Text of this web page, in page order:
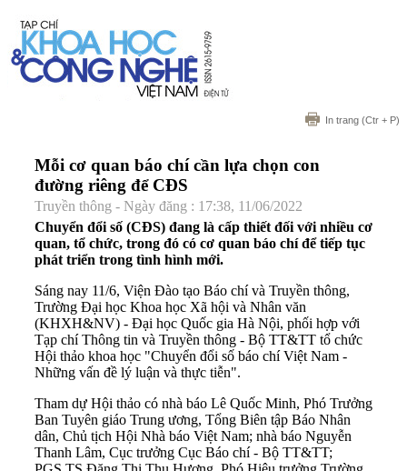
In trang (Ctr + P)
Mỗi cơ quan báo chí cần lựa chọn con
đường riêng để CĐS
Truyền thông - Ngày đăng : 17:38, 11/06/2022
Chuyển đổi số (CĐS) đang là cấp thiết đối với nhiều cơ
quan, tổ chức, trong đó có cơ quan báo chí để tiếp tục
phát triển trong tình hình mới.
Sáng nay 11/6, Viện Đào tạo Báo chí và Truyền thông,
Trường Đại học Khoa học Xã hội và Nhân văn
(KHXH&NV) - Đại học Quốc gia Hà Nội, phối hợp với
Tạp chí Thông tin và Truyền thông - Bộ TT&TT tổ chức
Hội thảo khoa học "Chuyển đổi số báo chí Việt Nam -
Những vấn đề lý luận và thực tiễn".
Tham dự Hội thảo có nhà báo Lê Quốc Minh, Phó Trưởng
Ban Tuyên giáo Trung ương, Tổng Biên tập Báo Nhân
dân, Chủ tịch Hội Nhà báo Việt Nam; nhà báo Nguyễn
Thanh Lâm, Cục trưởng Cục Báo chí - Bộ TT&TT;